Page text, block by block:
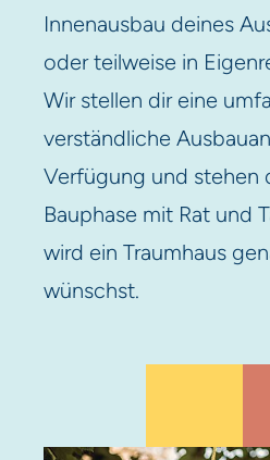
Innenausbau deines
oder teilweise in
Wir stellen dir eine
verständliche
Verfügung und stehen
Bauphase mit Rat und
wird ein Traumhaus
wünschst.